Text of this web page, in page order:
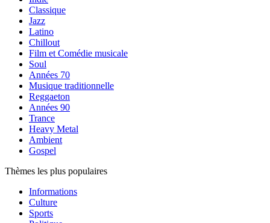
Classique
Jazz
Latino
Chillout
Film et Comédie musicale
Soul
Années 70
Musique traditionnelle
Reggaeton
Années 90
Trance
Heavy Metal
Ambient
Gospel
Thèmes les plus populaires
Informations
Culture
Sports